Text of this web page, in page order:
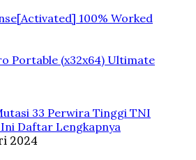
100% Worked
Portable (x32x64) Ultimate
33 Perwira Tinggi TNI
Daftar Lengkapnya
2024